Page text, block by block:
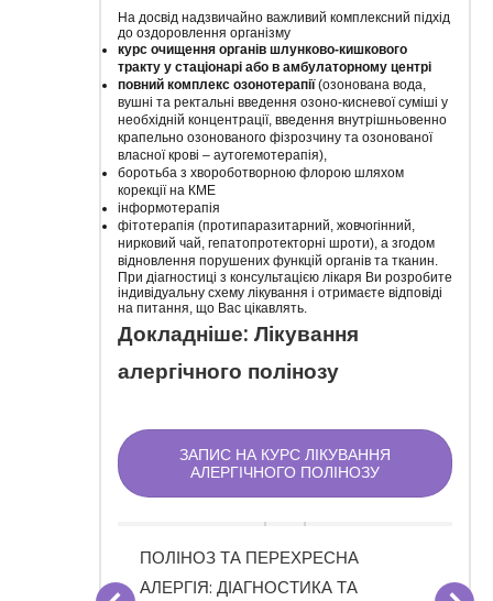
На досвід надзвичайно важливий комплексний підхід
до оздоровлення організму
курс очищення органів шлунково-кишкового
тракту у стаціонарі або в амбулаторному центрі
повний комплекс озонотерапії(озонована вода,
вушні та ректальні введення озоно-кисневої суміші у
необхідній концентрації, введення внутрішньовенно
крапельно озонованого фізрозчину та озонованої
власної крові – аутогемотерапія),
боротьба з хвороботворною флорою шляхом
корекції на КМЕ
інформотерапія
фітотерапія (протипаразитарний, жовчогінний,
нирковий чай, гепатопротекторні шроти), а згодом
відновлення порушених функцій органів та тканин.
При діагностиці з консультацією лікаря Ви розробите
індивідуальну схему лікування і отримаєте відповіді
на питання, що Вас цікавлять.
Докладніше: Лікування
алергічного полінозу
ЗАПИС НА КУРС ЛІКУВАННЯ
АЛЕРГІЧНОГО ПОЛІНОЗУ
ПОЛІНОЗ ТА ПЕРЕХРЕСНА
АЛЕРГІЯ: ДІАГНОСТИКА ТА